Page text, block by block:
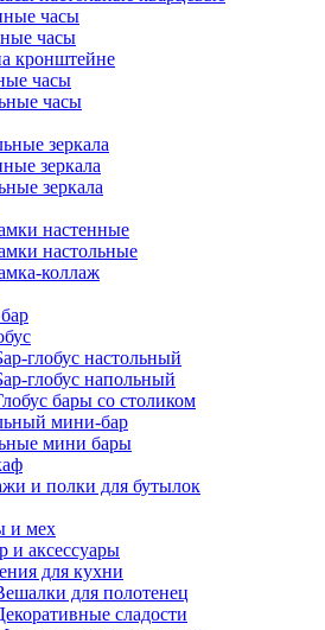
часы
часы
кронштейне
часы
часы
зеркала
зеркала
зеркала
настенные
настольные
коллаж
глобус настольный
глобус напольный
бары со столиком
мини-бар
мини бары
и полки для бутылок
и мех
и аксессуары
для кухни
для полотенец
сладости